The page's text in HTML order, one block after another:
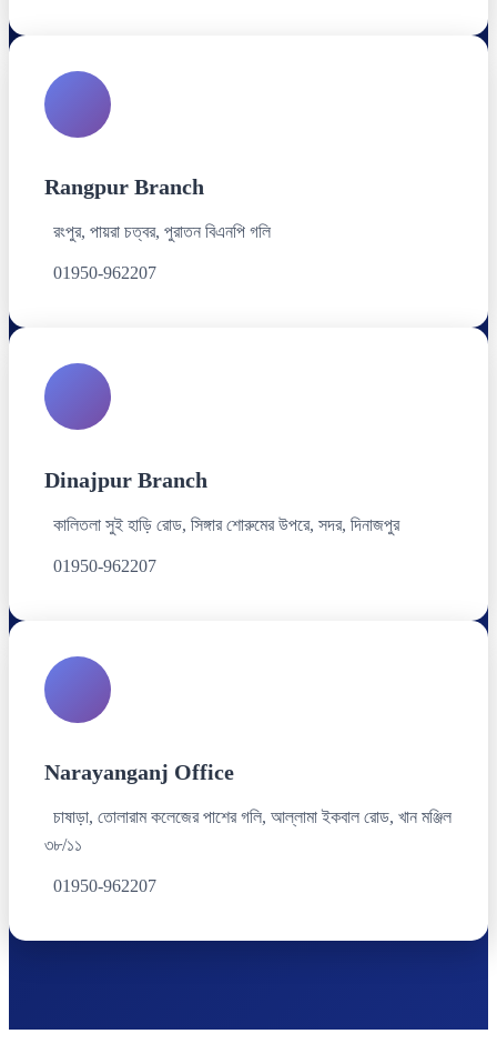
Rangpur Branch
রংপুর, পায়রা চত্বর, পুরাতন বিএনপি গলি
01950-962207
Dinajpur Branch
কালিতলা সুই হাড়ি রোড, সিঙ্গার শোরুমের উপরে, সদর, দিনাজপুর
01950-962207
Narayanganj Office
চাষাড়া, তোলারাম কলেজের পাশের গলি, আল্লামা ইকবাল রোড, খান মঞ্জিল
৩৮/১১
01950-962207